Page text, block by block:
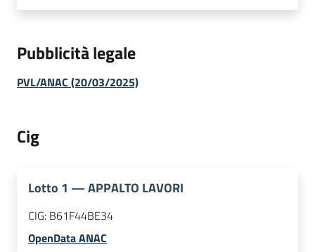
Pubblicità legale
PVL/ANAC (20/03/2025)
Cig
Lotto 1 —APPALTO LAVORI
CIG: B61F44BE34
OpenData ANAC